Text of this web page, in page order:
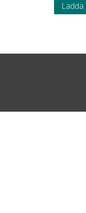
Ladda